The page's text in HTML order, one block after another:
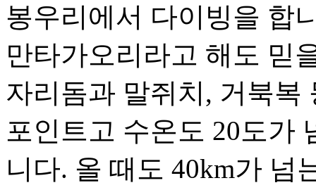
봉우리에서 다이빙을 합
만타가오리라고 해도 믿
자리돔과 말쥐치, 거북복
포인트고 수온도 20도가
니다. 올 때도 40km가 넘